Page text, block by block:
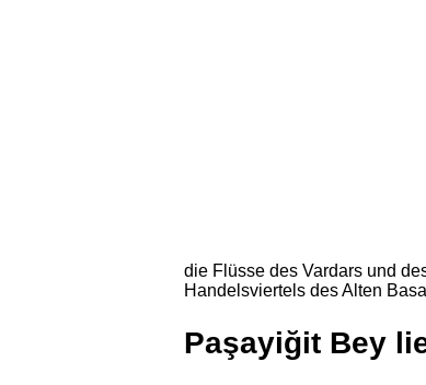
die Flüsse des Vardars und
Handelsviertels des Alten
Paşayiğit Bey